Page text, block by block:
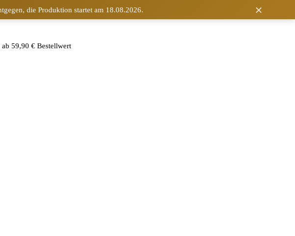
die Produktion startet am 18.08.2026. ×
ab 59,90 € Bestellwert